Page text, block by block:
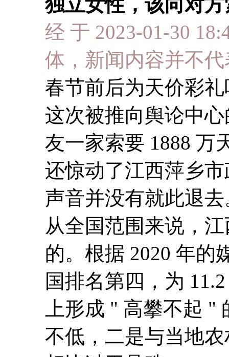
经 于 2023-01-30
体，新闻内容并不
春节前后为天价彩
这次被推向舆论中
友一家索要 1888 万
还惊动了江西萍乡
声音并没有就此退去
从全国范围来说，
的。 根据 2020 年的
国排名第四，为
上形成 " 高攀不起
不低，二是与当地